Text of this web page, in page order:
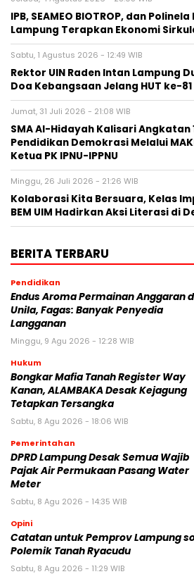
IPB, SEAMEO BIOTROP, dan
Lampung Terapkan Ekonomi
Sabtu, 1 Agustus 2026 - 12:49 WIB
Rektor UIN Raden Intan Lampung
Doa Kebangsaan Jelang HUT ke-81
Jumat, 31 Juli 2026 - 21:08 WIB
SMA Al-Hidayah Kalisari Angkatan
Pendidikan Demokrasi Melalui
Ketua PK IPNU-IPPNU
Minggu, 26 Juli 2026 - 21:26 WIB
Kolaborasi Kita Bersuara, Kelas
BEM UIM Hadirkan Aksi Literasi di
BERITA TERBARU
Pendidikan
Endus Aroma Permainan Anggaran
Unila, Fagas: Banyak Penyedia
Langganan
Minggu, 9 Agu 2026 - 12:28 WIB
Hukum
Bongkar Mafia Tanah Register Way
Kanan, ALAMBAKA Desak Kejagung
Tetapkan Tersangka
Sabtu, 8 Agu 2026 - 18:06 WIB
Pemerintahan
DPRD Lampung Desak Semua Wajib
Pajak Air Permukaan Pasang Water
Meter
Sabtu, 8 Agu 2026 - 14:35 WIB
Opini
Catatan untuk Pemprov Lampung
Polemik Tanah Ryacudu
Sabtu, 8 Agu 2026 - 11:29 WIB